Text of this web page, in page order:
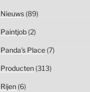
Nieuws(89)
Paintjob(2)
Panda's Place(7)
Producten(313)
Rijen(6)